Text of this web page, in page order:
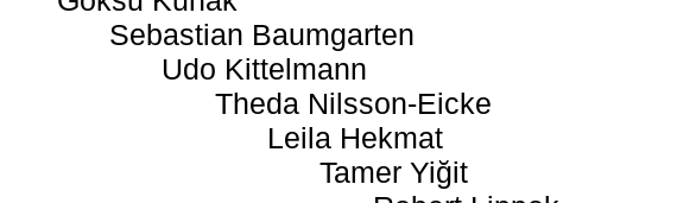
Sebastian Baumgarten
Udo Kittelmann
Theda Nilsson-Eicke
Leila Hekmat
Tamer Yiğit